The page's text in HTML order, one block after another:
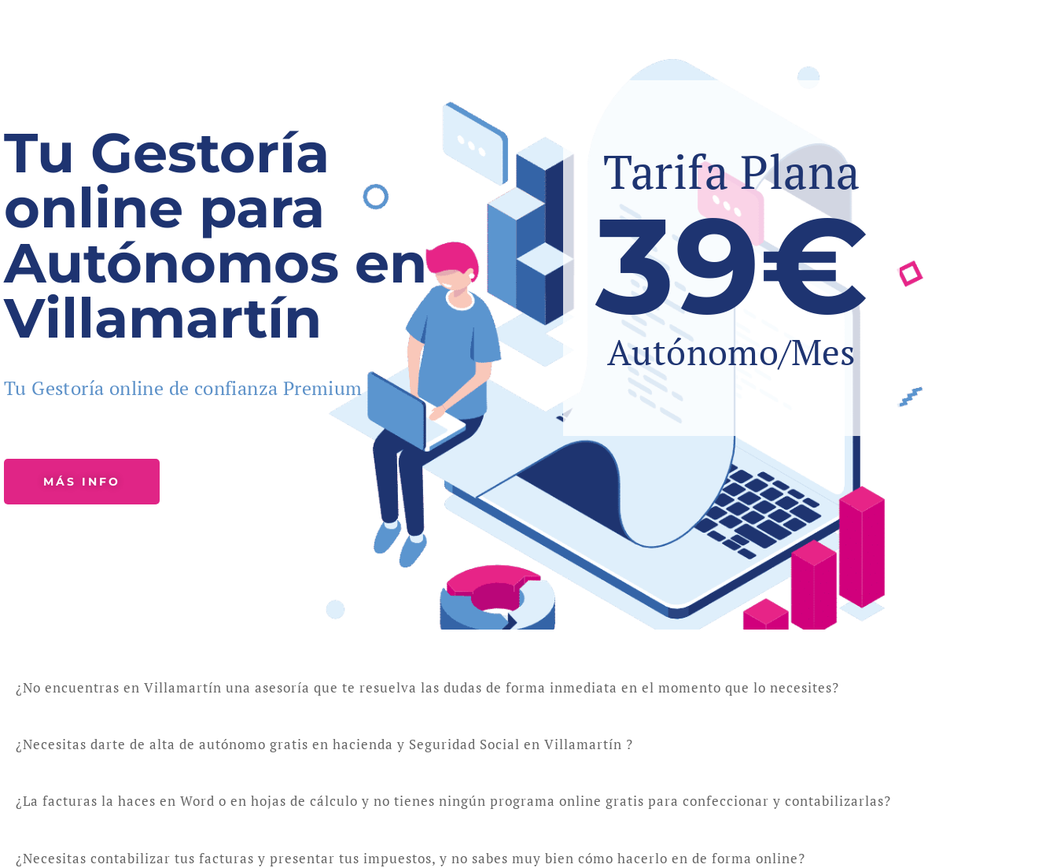
Tu Gestoría
online para
Autónomos en
Villamartín
Tu Gestoría online de confianza Premium
MÁS INFO
Tarifa Plana
39€
Autónomo/Mes
¿No encuentras en Villamartín una asesoría que te resuelva las dudas de forma inmediata en el momento que lo necesites?
¿Necesitas darte de alta de autónomo gratis en hacienda y Seguridad Social en Villamartín ?
¿La facturas la haces en Word o en hojas de cálculo y no tienes ningún programa online gratis para confeccionar y contabilizarlas?
¿Necesitas contabilizar tus facturas y presentar tus impuestos, y no sabes muy bien cómo hacerlo en de forma online?